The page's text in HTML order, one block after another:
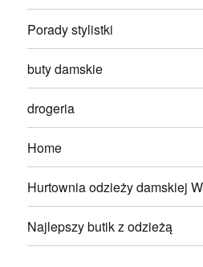
Porady stylistki
buty damskie
drogeria
Home
Hurtownia odzieży damskiej
Najlepszy butik z odzieżą